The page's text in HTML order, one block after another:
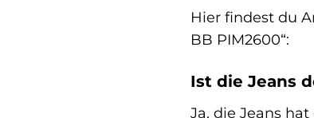
Hier findest du
BB PIM2600“:
Ist die Jeans
Ja, die Jeans